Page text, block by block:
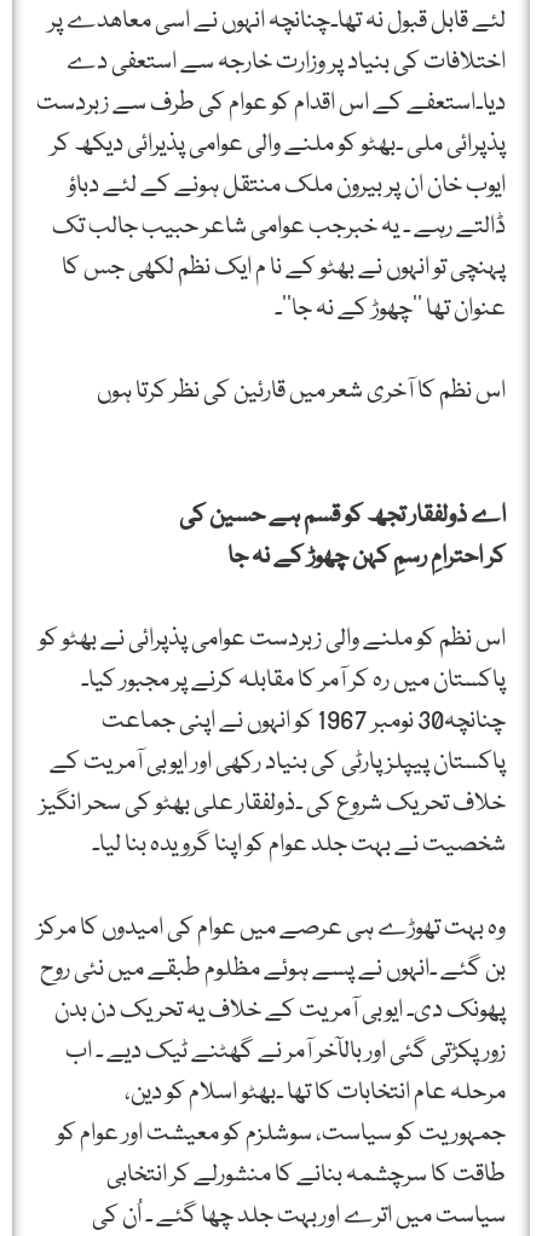
لئے قابل قبول نہ تھا۔چنانچہ انہوں نے اسی معاھدے پر
اختلافات کی بنیاد پر وزارت خارجہ سے استعفی دے
دیا۔استعفے کے اس اقدام کو عوام کی طرف سے زبردست
پذپرائی ملی ۔بھٹو کو ملنے والی عوامی پذیرائی دیکھ کر
ایوب خان ان پر بیرون ملک منتقل ہونے کے لئے دباؤ
ڈالتے رہے ۔ یہ خبرجب عوامی شاعر حبیب جالب تک
پہنچی تو انہوں نے بھٹو کے نا م ایک نظم لکھی جس کا
عنوان تھا ’’چھوڑ کے نہ جا‘‘۔
اس نظم کا آخری شعر میں قارئین کی نظر کرتا ہوں
اے ذولفقار تجھ کو قسم ہے حسین کی
کر احترامِ رسمِ کہن چھوڑ کے نہ جا
اس نظم کو ملنے والی زبردست عوامی پذپرائی نے بھٹو کو
پاکستان میں رہ کر آمر کا مقابلہ کرنے پر مجبور کیا۔
چنانچہ30 نومبر 1967 کو انہوں نے اپنی جماعت
پاکستان پیپلز پارٹی کی بنیاد رکھی اور ایوبی آمریت کے
خلاف تحریک شروع کی ۔ذولفقار علی بھٹو کی سحر انگیز
شخصیت نے بہت جلد عوام کو اپنا گرویدہ بنا لیا۔
وہ بہت تھوڑے ہی عرصے میں عوام کی امیدوں کا مرکز
بن گئے ۔انہوں نے پسے ہوئے مظلوم طبقے میں نئی روح
پھونک دی۔ ایوبی آمریت کے خلاف یہ تحریک دن بدن
زور پکڑتی گئی اور بالآخر آمر نے گھٹنے ٹیک دیے ۔ اب
مرحلہ عام انتخابات کا تھا ۔بھٹو اسلام کو دین،
جمہوریت کو سیاست، سوشلزم کو معیشت اور عوام کو
طاقت کا سرچشمہ بنانے کا منشورلے کر انتخابی
سیاست میں اترے اوربہت جلد چھا گئے ۔ اُن کی